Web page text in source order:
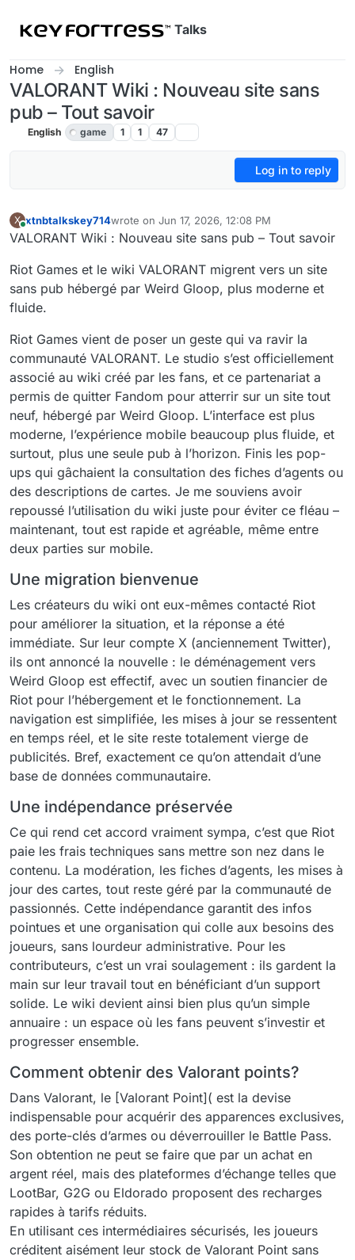
Talks
Home English
VALORANT Wiki : Nouveau site sans
pub – Tout savoir
English game 1 1 47
Log in to reply
X
Online
xtnbtalkskey714wrote on Jun 17, 2026, 12:08 PM
last edited by
VALORANT Wiki : Nouveau site sans pub – Tout savoir
Riot Games et le wiki VALORANT migrent vers un site
sans pub hébergé par Weird Gloop, plus moderne et
fluide.
Riot Games vient de poser un geste qui va ravir la
communauté VALORANT. Le studio s’est officiellement
associé au wiki créé par les fans, et ce partenariat a
permis de quitter Fandom pour atterrir sur un site tout
neuf, hébergé par Weird Gloop. L’interface est plus
moderne, l’expérience mobile beaucoup plus fluide, et
surtout, plus une seule pub à l’horizon. Finis les pop-
ups qui gâchaient la consultation des fiches d’agents ou
des descriptions de cartes. Je me souviens avoir
repoussé l’utilisation du wiki juste pour éviter ce fléau –
maintenant, tout est rapide et agréable, même entre
deux parties sur mobile.
Une migration bienvenue
Les créateurs du wiki ont eux-mêmes contacté Riot
pour améliorer la situation, et la réponse a été
immédiate. Sur leur compte X (anciennement Twitter),
ils ont annoncé la nouvelle : le déménagement vers
Weird Gloop est effectif, avec un soutien financier de
Riot pour l’hébergement et le fonctionnement. La
navigation est simplifiée, les mises à jour se ressentent
en temps réel, et le site reste totalement vierge de
publicités. Bref, exactement ce qu’on attendait d’une
base de données communautaire.
Une indépendance préservée
Ce qui rend cet accord vraiment sympa, c’est que Riot
paie les frais techniques sans mettre son nez dans le
contenu. La modération, les fiches d’agents, les mises à
jour des cartes, tout reste géré par la communauté de
passionnés. Cette indépendance garantit des infos
pointues et une organisation qui colle aux besoins des
joueurs, sans lourdeur administrative. Pour les
contributeurs, c’est un vrai soulagement : ils gardent la
main sur leur travail tout en bénéficiant d’un support
solide. Le wiki devient ainsi bien plus qu’un simple
annuaire : un espace où les fans peuvent s’investir et
progresser ensemble.
Comment obtenir des Valorant points?
Dans Valorant, le [Valorant Point]( est la devise
indispensable pour acquérir des apparences exclusives,
des porte-clés d’armes ou déverrouiller le Battle Pass.
Son obtention ne peut se faire que par un achat en
argent réel, mais des plateformes d’échange telles que
LootBar, G2G ou Eldorado proposent des recharges
rapides à tarifs réduits.
En utilisant ces intermédiaires sécurisés, les joueurs
créditent aisément leur stock de Valorant Point sans